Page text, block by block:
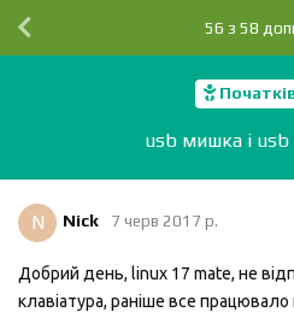
usb мишка і usb
56 з 58
N Nick 7 черв 2017 р.
Добрий день, linux 17 mate, не
клавіатура, раніше все